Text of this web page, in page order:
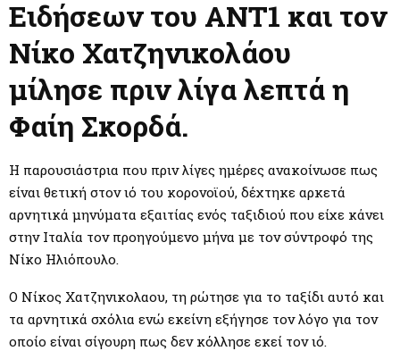
E
N
U
Ειδήσεων του ΑΝΤ1 και τον
Νίκο Χατζηνικολάου
μίλησε πριν λίγα λεπτά η
Φαίη Σκορδά.
Η παρουσιάστρια που πριν λίγες ημέρες ανακοίνωσε πως
είναι θετική στον ιό του κορονοϊού, δέχτηκε αρκετά
αρνητικά μηνύματα εξαιτίας ενός ταξιδιού που είχε κάνει
στην Ιταλία τον προηγούμενο μήνα με τον σύντροφό της
Νίκο Ηλιόπουλο.
Ο Νίκος Χατζηνικολαου, τη ρώτησε για το ταξίδι αυτό και
τα αρνητικά σχόλια ενώ εκείνη εξήγησε τον λόγο για τον
οποίο είναι σίγουρη πως δεν κόλλησε εκεί τον ιό.